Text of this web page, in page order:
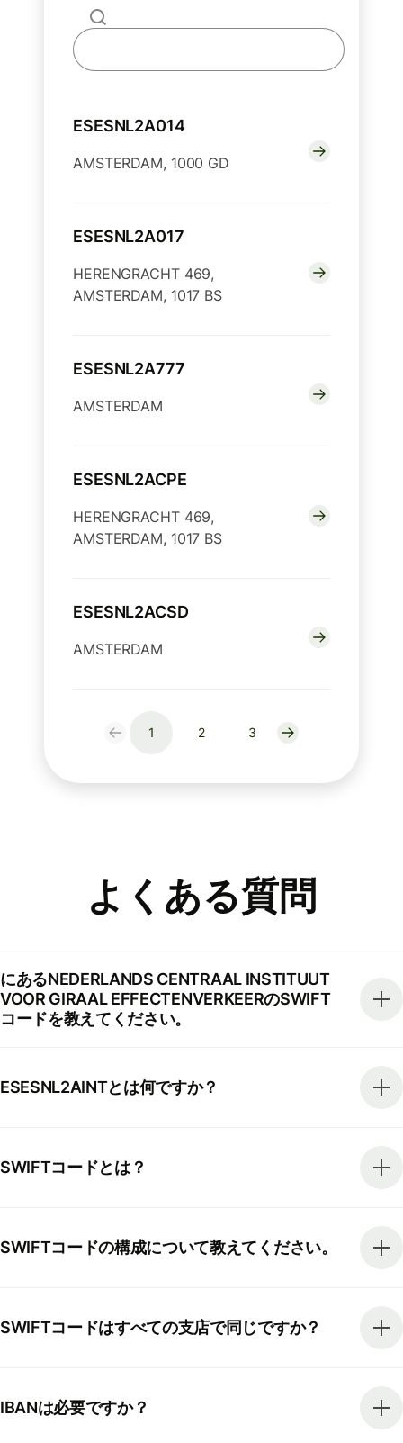
ESESNL2A014
AMSTERDAM, 1000 GD
ESESNL2A017
HERENGRACHT 469,
AMSTERDAM, 1017 BS
ESESNL2A777
AMSTERDAM
ESESNL2ACPE
HERENGRACHT 469,
AMSTERDAM, 1017 BS
ESESNL2ACSD
AMSTERDAM
1 2 3
よくある質問
にあるNEDERLANDS CENTRAAL INSTITUUT
VOOR GIRAAL EFFECTENVERKEERのSWIFT
コードを教えてください。
ESESNL2AINTとは何ですか？
SWIFTコードとは？
SWIFTコードの構成について教えてください。
SWIFTコードはすべての支店で同じですか？
IBANは必要ですか？